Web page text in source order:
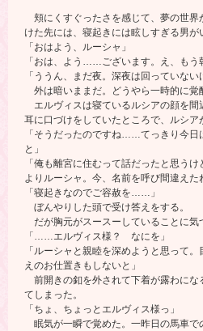
頬にくすぐったさを感じて、夢の世界
けた先には、寝起きには眩しすぎる男が
「おはよう、ルーシャ」
「おは、よう……ございます。え、もう
「ううん、まだ夜。深夜は回っていない
外は暗いままだ。どうやら一時的に覚
エルヴィスは寝ているルシアの顔を間
耳に口づけをしていたところで、ルシア
「そうだったのですね……てっきり今日
と」
「俺も離宮に住むって話だったと思う
よりルーシャ。今、名前を呼び間違えた
「寝起きなのでご容赦を……」
ぼんやりした頭で受け答えをする。
だが胸元がスースーしていることに気
「……エルヴィス様？ なにを」
「ルーシャと親睦を深めようと思って
えのお仕置きもしないと」
前開きの釦を外されて下着が露わにな
てしまった。
「ちょ、ちょっとエルヴィス様っ」
眠気が一瞬で覚めた。一昨日の馬車で